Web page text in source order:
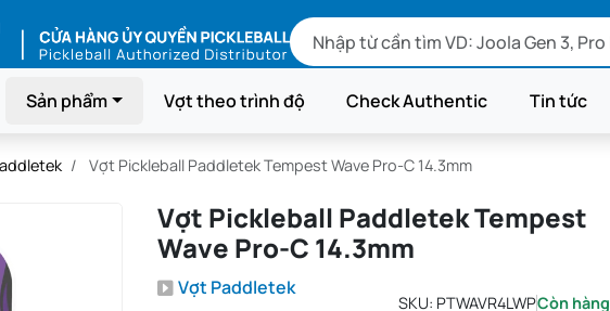
Sản phẩm Vợt theo trình độ Check Authentic Tin tức
Vợt Pickleball Paddletek Tempest Wave Pro-C 14.3mm
Vợt Pickleball Paddletek Tempest
Wave Pro-C 14.3mm
Vợt Paddletek
SKU: PTWAVR4LWPCòn hàng